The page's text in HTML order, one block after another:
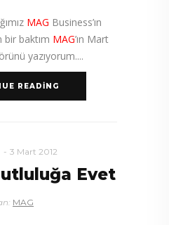
MAG Business’ın
baktım MAG’ın Mart
yazıyorum.
READING
3 Mart 2012
Evet
MAG